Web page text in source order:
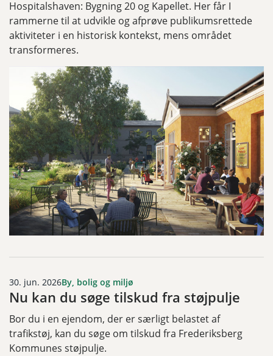
Hospitalshaven: Bygning 20 og Kapellet. Her får I
rammerne til at udvikle og afprøve publikumsrettede
aktiviteter i en historisk kontekst, mens området
transformeres.
30. jun. 2026By, bolig og miljø
Nu kan du søge tilskud fra støjpulje
Bor du i en ejendom, der er særligt belastet af
trafikstøj, kan du søge om tilskud fra Frederiksberg
Kommunes støjpulje.